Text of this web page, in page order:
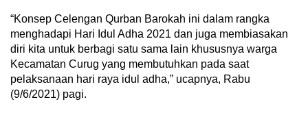
“Konsep Celengan Qurban Barokah ini dalam rangka
menghadapi Hari Idul Adha 2021 dan juga membiasakan
diri kita untuk berbagi satu sama lain khususnya warga
Kecamatan Curug yang membutuhkan pada saat
pelaksanaan hari raya idul adha,” ucapnya, Rabu
(9/6/2021) pagi.